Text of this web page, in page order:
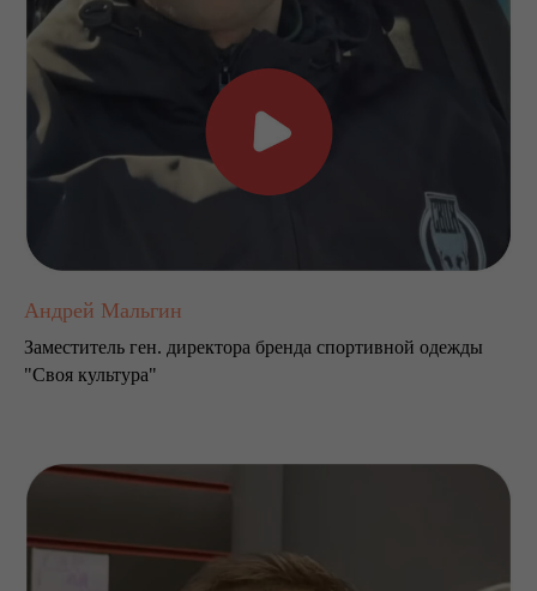
Андрей Мальгин
Заместитель ген. директора бренда спортивной одежды
"Своя культура"